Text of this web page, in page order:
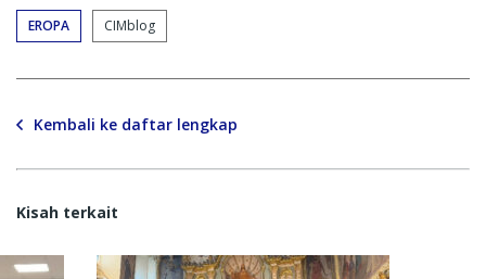
EROPA CIMblog
Kembali ke daftar lengkap
Kisah terkait